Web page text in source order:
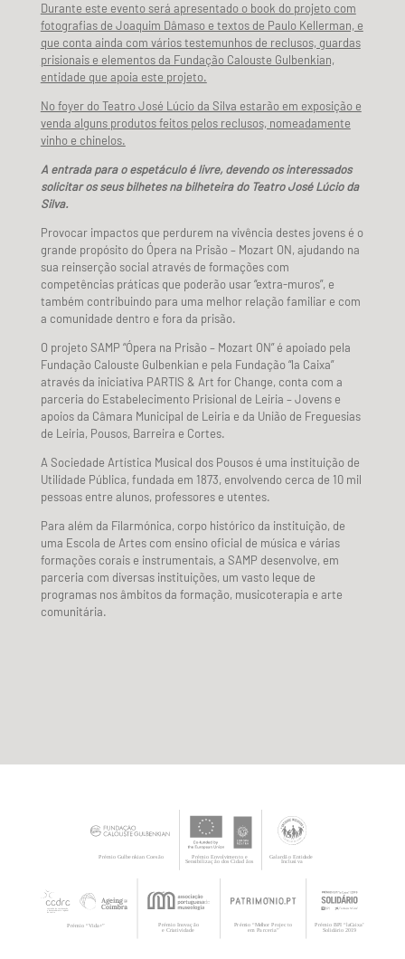
Durante este evento será apresentado o book do projeto com
fotografias de Joaquim Dâmaso e textos de Paulo Kellerman, e
que conta ainda com vários testemunhos de reclusos, guardas
prisionais e elementos da Fundação Calouste Gulbenkian,
entidade que apoia este projeto.
No foyer do Teatro José Lúcio da Silva estarão em exposição e
venda alguns produtos feitos pelos reclusos, nomeadamente
vinho e chinelos.
A entrada para o espetáculo é livre, devendo os interessados
solicitar os seus bilhetes na bilheteira do Teatro José Lúcio da
Silva.
Provocar impactos que perdurem na vivência destes jovens é o
grande propósito do Ópera na Prisão – Mozart ON, ajudando na
sua reinserção social através de formações com
competências práticas que poderão usar “extra-muros”, e
também contribuindo para uma melhor relação familiar e com
a comunidade dentro e fora da prisão.
O projeto SAMP “Ópera na Prisão – Mozart ON” é apoiado pela
Fundação Calouste Gulbenkian e pela Fundação “la Caixa”
através da iniciativa PARTIS & Art for Change, conta com a
parceria do Estabelecimento Prisional de Leiria – Jovens e
apoios da Câmara Municipal de Leiria e da União de Freguesias
de Leiria, Pousos, Barreira e Cortes.
A Sociedade Artística Musical dos Pousos é uma instituição de
Utilidade Pública, fundada em 1873, envolvendo cerca de 10 mil
pessoas entre alunos, professores e utentes.
Para além da Filarmónica, corpo histórico da instituição, de
uma Escola de Artes com ensino oficial de música e várias
formações corais e instrumentais, a SAMP desenvolve, em
parceria com diversas instituições, um vasto leque de
programas nos âmbitos da formação, musicoterapia e arte
comunitária.